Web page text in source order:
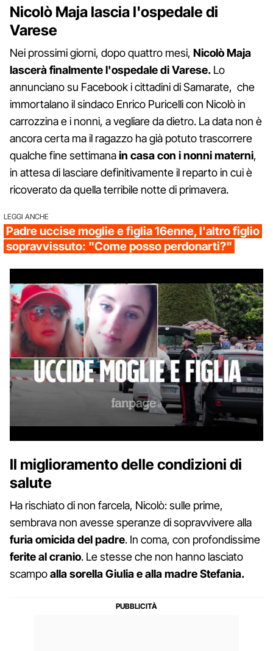
Nicolò Maja lascia l'ospedale di
Varese
Nei prossimi giorni, dopo quattro mesi, Nicolò Maja
lascerà finalmente l'ospedale di Varese. Lo
annunciano su Facebook i cittadini di Samarate, che
immortalano il sindaco Enrico Puricelli con Nicolò in
carrozzina e i nonni, a vegliare da dietro. La data non è
ancora certa ma il ragazzo ha già potuto trascorrere
qualche fine settimanain casa con i nonni materni,
in attesa di lasciare definitivamente il reparto in cui è
ricoverato da quella terribile notte di primavera.
LEGGI ANCHE
Padre uccise moglie e figlia 16enne, l'altro figlio
sopravvissuto: "Come posso perdonarti?"
Il miglioramento delle condizioni di
salute
Ha rischiato di non farcela, Nicolò: sulle prime,
sembrava non avesse speranze di sopravvivere alla
furia omicida del padre. In coma, con profondissime
ferite al cranio. Le stesse che non hanno lasciato
scampoalla sorella Giulia e alla madre Stefania.